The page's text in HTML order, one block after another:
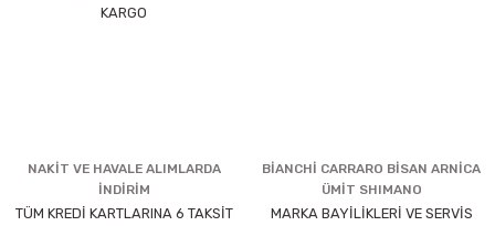
KARGO
NAKİT VE HAVALE ALIMLARDA
İNDİRİM
TÜM KREDİ KARTLARINA 6 TAKSİT
BİANCHİ CARRARO BİSAN ARNİCA
ÜMİT SHIMANO
MARKA BAYİLİKLERİ VE SERVİS